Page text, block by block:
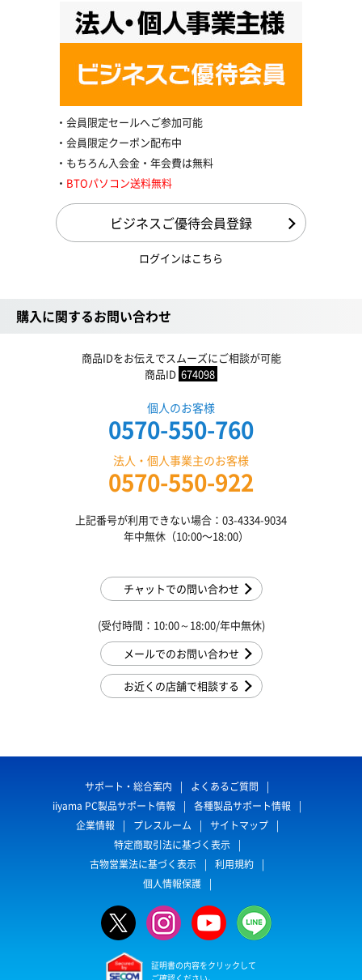
会員限定セールへご参加可能
会員限定クーポン配布中
もちろん入会金・年会費は無料
BTOパソコン送料無料
ビジネスご優待会員登録
ログインはこちら
購入に関するお問い合わせ
商品IDをお伝えでスムーズにご相談が可能
商品ID 674098
個人のお客様
0570-550-760
法人・個人事業主のお客様
0570-550-922
上記番号が利用できない場合：03-4334-9034
年中無休（10:00〜18:00）
チャットでの問い合わせ
(受付時間：10:00～18:00/年中無休)
メールでのお問い合わせ
お近くの店舗で相談する
サポート・総合案内
よくあるご質問
iiyama PC製品サポート情報
各種製品サポート情報
企業情報
プレスルーム
サイトマップ
特定商取引法に基づく表示
古物営業法に基づく表示
利用規約
個人情報保護
証明書の内容をクリックして